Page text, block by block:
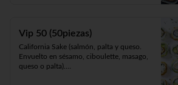
sésamo, ciboulette, masago, queso o
palta).
Vip 50 (50piezas)
California Sake (salmón, palta y queso.
Envuelto en sésamo, ciboulette, masago,
queso o palta).